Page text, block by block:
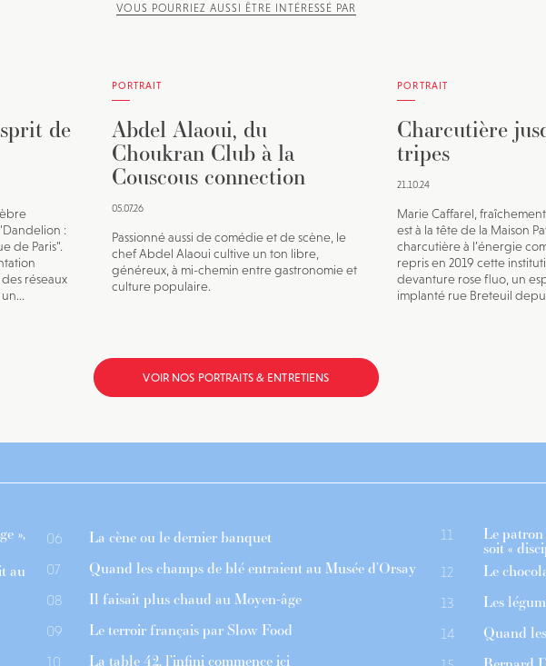
VOUS POURRIEZ AUSSI ÊTRE INTÉRESSÉ PAR
de
:
de Paris".
réseaux
PORTRAIT
Abdel Alaoui, du
Choukran Club à la
Couscous connection
05.07.26
Passionné aussi de comédie et de scène, le
chef Abdel Alaoui cultive un ton libre,
généreux, à mi-chemin entre gastronomie et
culture populaire.
PORTRAIT
Charcutière
tripes
21.10.24
Marie Caffarel,
est à la tête de la Maison
charcutière à l’énergie
repris en 2019 cette
devanture rose fluo, un
implanté rue Breteuil
VOIR NOS PORTRAITS & ENTRETIENS
»,
au
06 La cène ou le dernier banquet
07 Quand les champs de blé entraient au Musée d’Orsay
08 Il faisait plus chaud au Moyen-âge
09 Le terroir français par Slow Food
10 La table 42, l’infini commence ici
11 Le
soit «
12 Le
13 Les
14 Quand